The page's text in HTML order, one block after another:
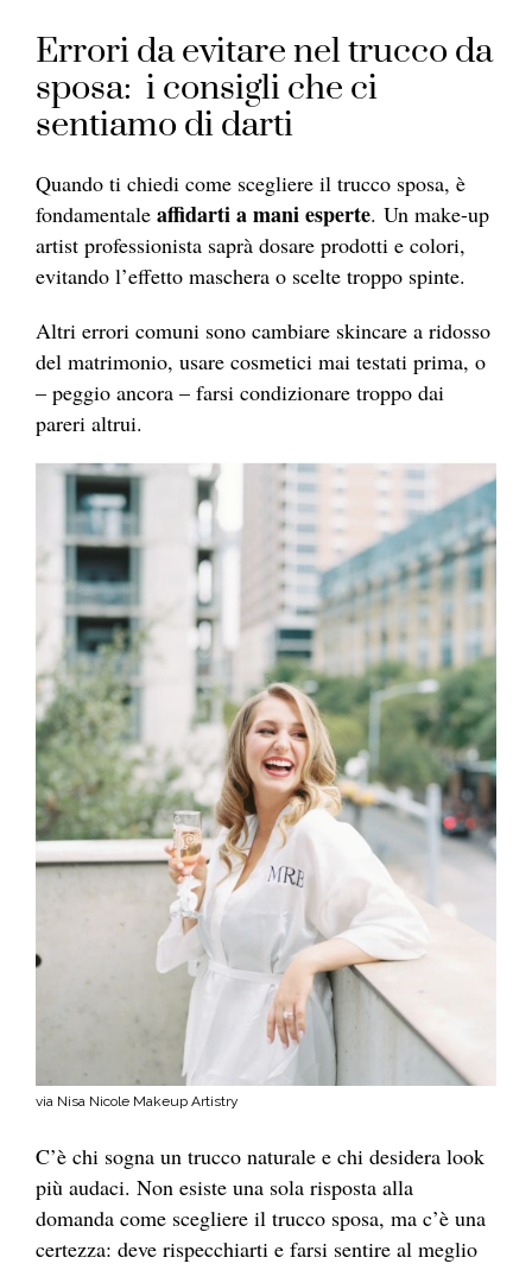
Errori da evitare nel trucco da
sposa: i consigli che ci
sentiamo di darti
Quando ti chiedi come scegliere il trucco sposa, è
fondamentale affidarti a mani esperte. Un make-up
artist professionista saprà dosare prodotti e colori,
evitando l’effetto maschera o scelte troppo spinte.
Altri errori comuni sono cambiare skincare a ridosso
del matrimonio, usare cosmetici mai testati prima, o
– peggio ancora – farsi condizionare troppo dai
pareri altrui.
via Nisa Nicole Makeup Artistry
C’è chi sogna un trucco naturale e chi desidera look
più audaci. Non esiste una sola risposta alla
domanda come scegliere il trucco sposa, ma c’è una
certezza: deve rispecchiarti e farsi sentire al meglio